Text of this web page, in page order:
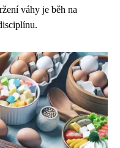
váhy je běh na